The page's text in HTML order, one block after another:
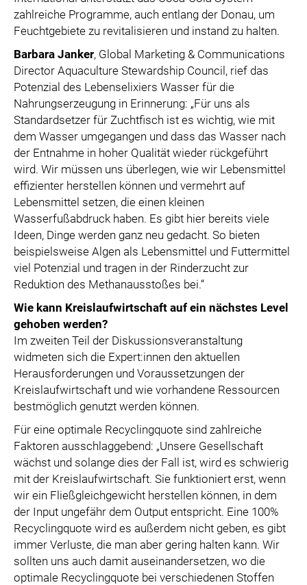
zahlreiche Programme, auch entlang der Donau, um
Feuchtgebiete zu revitalisieren und instand zu halten.
Barbara Janker, Global Marketing & Communications
Director Aquaculture Stewardship Council, rief das
Potenzial des Lebenselixiers Wasser für die
Nahrungserzeugung in Erinnerung: „Für uns als
Standardsetzer für Zuchtfisch ist es wichtig, wie mit
dem Wasser umgegangen und dass das Wasser nach
der Entnahme in hoher Qualität wieder rückgeführt
wird. Wir müssen uns überlegen, wie wir Lebensmittel
effizienter herstellen können und vermehrt auf
Lebensmittel setzen, die einen kleinen
Wasserfußabdruck haben. Es gibt hier bereits viele
Ideen, Dinge werden ganz neu gedacht. So bieten
beispielsweise Algen als Lebensmittel und Futtermittel
viel Potenzial und tragen in der Rinderzucht zur
Reduktion des Methanausstoßes bei.“
Wie kann Kreislaufwirtschaft auf ein nächstes Level
gehoben werden?
Im zweiten Teil der Diskussionsveranstaltung
widmeten sich die Expert:innen den aktuellen
Herausforderungen und Voraussetzungen der
Kreislaufwirtschaft und wie vorhandene Ressourcen
bestmöglich genutzt werden können.
Für eine optimale Recyclingquote sind zahlreiche
Faktoren ausschlaggebend: „Unsere Gesellschaft
wächst und solange dies der Fall ist, wird es schwierig
mit der Kreislaufwirtschaft. Sie funktioniert erst, wenn
wir ein Fließgleichgewicht herstellen können, in dem
der Input ungefähr dem Output entspricht. Eine 100%
Recyclingquote wird es außerdem nicht geben, es gibt
immer Verluste, die man aber gering halten kann. Wir
sollten uns auch damit auseinandersetzen, wo die
optimale Recyclingquote bei verschiedenen Stoffen